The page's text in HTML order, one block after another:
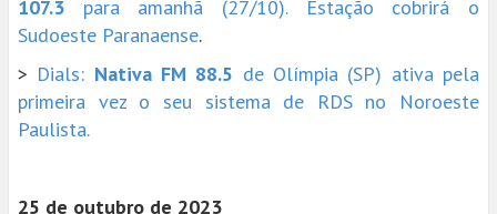
107.3 para amanhã (27/10). Estação cobrirá o
Sudoeste Paranaense.
> Dials: Nativa FM 88.5 de Olímpia (SP) ativa pela
primeira vez o seu sistema de RDS no Noroeste
Paulista.
25 de outubro de 2023